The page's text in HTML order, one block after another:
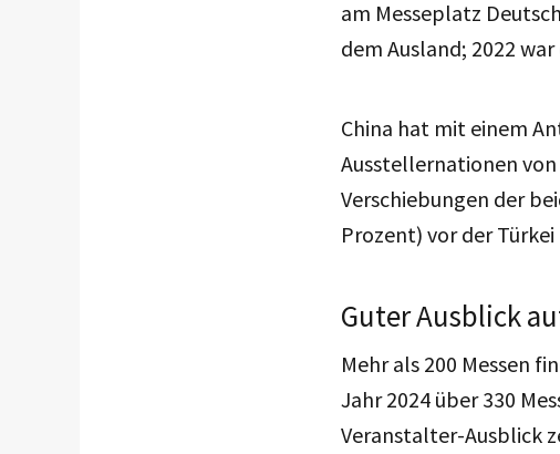
am Messeplatz
dem Ausland; 2022
China hat mit einem
Ausstellernationen
Verschiebungen der
Prozent) vor der
Guter Ausblick
Mehr als 200 Messen
Jahr 2024 über 330
Veranstalter-Ausblick